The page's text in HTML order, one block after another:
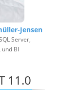
Jensen
Server,
und BI
11.0